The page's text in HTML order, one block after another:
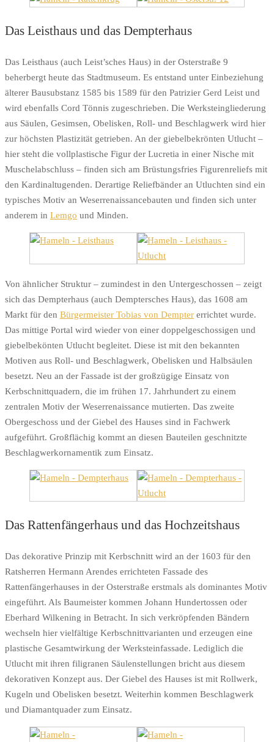
Das Leisthaus und das Dempterhaus
Das Leisthaus (auch Leist’sches Haus) in der Osterstraße 9
beherbergt heute das Stadtmuseum. Es entstand unter Einbeziehung
älterer Bausubstanz 1585 bis 1589 für den Patrizier Gerd Leist und
wird ebenfalls Cord Tönnis zugeschrieben. Die Werksteingliederung
aus Säulen, Gesimsen, Obelisken, Roll- und Beschlagwerk wird hier
zur höchsten Plastizität getrieben. An der giebelbekrönten Utlucht –
hier steht die vollplastische Figur der Lucretia in einer Nische mit
Muschelabschluss – finden sich am Brüstungsfries Figurenreliefs mit
den Kardinaltugenden. Derartige Reliefbänder an Utluchten sind ein
typisches Motiv an Weserrenaissancebauten und finden sich unter
anderem in Lemgo und Minden.
Von ähnlicher Struktur – zumindest in den Untergeschossen – zeigt
sich das Dempterhaus (auch Demptersches Haus), das 1608 am
Markt für den Bürgermeister Tobias von Dempter errichtet wurde.
Das mittige Portal wird wieder von einer doppelgeschossigen und
giebelbekönten Utlucht begleitet. Diese ist mit den bekannten
Motiven aus Roll- und Beschlagwerk, Obelisken und Halbsäulen
besetzt. Neu an der Fassade ist der großzügige Einsatz von
Kerbschnittquadern, die im frühen 17. Jahrhundert zu einem
zentralen Motiv der Weserrenaissance mutierten. Das zweite
Obergeschoss und der Giebel des Hauses sind in Fachwerk
aufgeführt. Großflächig kommt an diesen Bauteilen geschnitzte
Beschlagwerkornamentik zum Einsatz.
Das Rattenfängerhaus und das Hochzeitshaus
Das dekorative Prinzip mit Kerbschnitt wird an der 1603 für den
Ratsherren Hermann Arendes errichteten Fassade des
Rattenfängerhauses in der Osterstraße erstmals als dominantes Motiv
eingeführt. Als Baumeister kommen Johann Hundertossen oder
Eberhard Wilkening in Betracht. In sich verkröpfenden Bändern
wechseln hier vielfältige Kerbschnittvarianten und erzeugen eine
plastische Gesamtwirkung der Werksteinfassade. Lediglich die
Utlucht mit ihren filigranen Säulenstellungen bricht aus diesem
dekorativen Konzept aus. Der Giebel des Hauses ist mit Rollwerk,
Kugeln und Obelisken besetzt. Weiterhin kommen Beschlagwerk
und Diamantquader zum Einsatz.